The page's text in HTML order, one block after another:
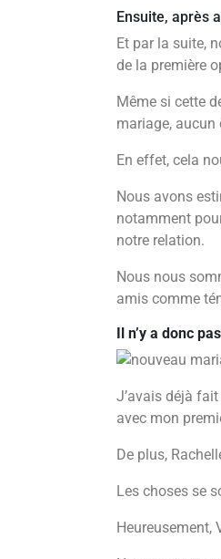
Ensuite, après
Et par la suite,
de la première
Même si cette
mariage,
En effet, cela
Nous avons
notamment
notre relation.
Nous nous
amis comme
Il n’y a donc
J’avais déjà
avec mon
De plus,
Les choses se
Heureusement,